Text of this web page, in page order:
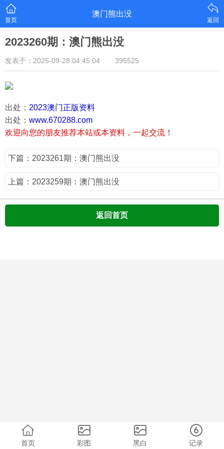
首页
澳门熊出没
返回
2023260期：澳门熊出没
发表于：2025-09-28 04:45:04 395525
出处： 2023澳门正版资料
出处： www.670288.com
欢迎向您的朋友推荐本站或本资料，一起交流！
下篇：2023261期：澳门熊出没
上篇：2023259期：澳门熊出没
返回首页
首页 彩图 黑白 记录